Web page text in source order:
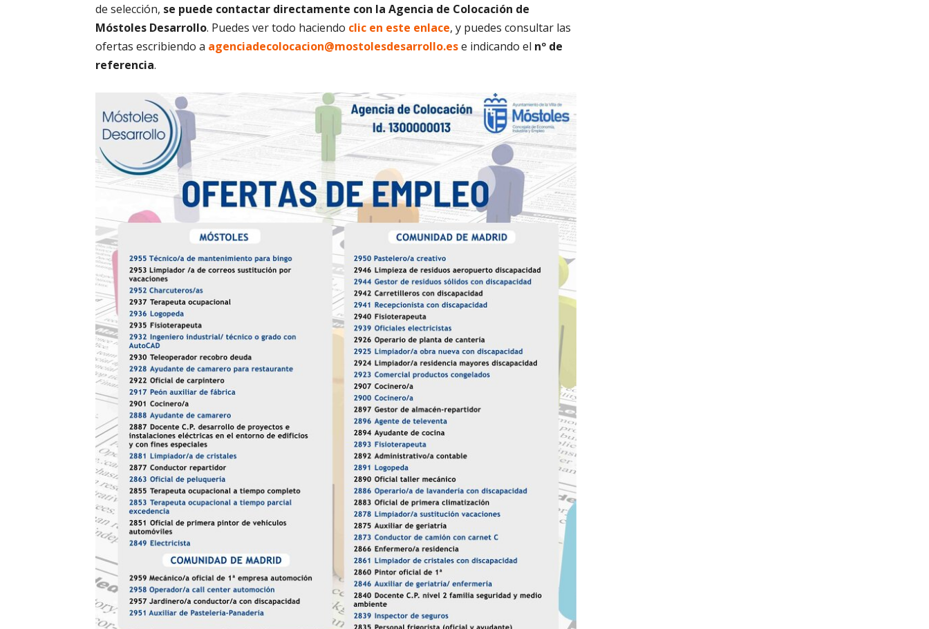
de selección, se puede contactar directamente con la Agencia de Colocación de
Móstoles Desarrollo. Puedes ver todo haciendo clic en este enlace, y puedes consultar las
ofertas escribiendo a agenciadecolocacion@mostolesdesarrollo.ese indicando el nº de
referencia.